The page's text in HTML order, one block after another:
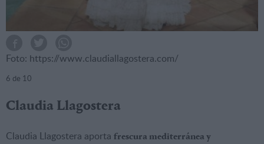
Foto: https://www.claudiallagostera.com/
6 de 10
Claudia Llagostera
Claudia Llagostera aporta frescura mediterránea y